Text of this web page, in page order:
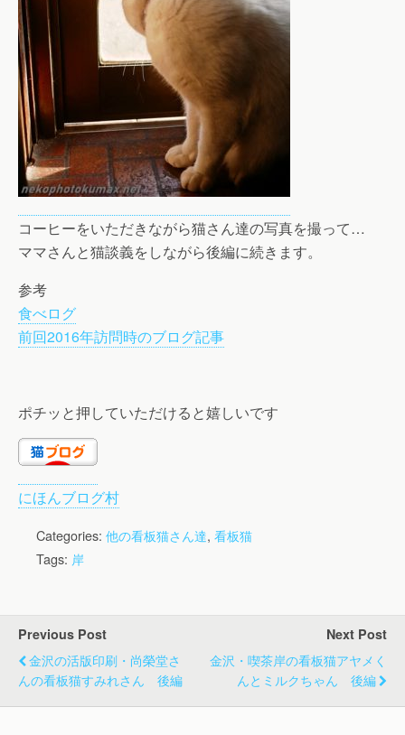
コーヒーをいただきながら猫さん達の写真を撮って…
ママさんと猫談義をしながら後編に続きます。
参考
食べログ
前回2016年訪問時のブログ記事
ポチッと押していただけると嬉しいです
にほんブログ村
Categories: 他の看板猫さん達, 看板猫
Tags: 岸
Previous Post
金沢の活版印刷・尚榮堂さ
んの看板猫すみれさん 後編
Next Post
金沢・喫茶岸の看板猫アヤメく
んとミルクちゃん 後編